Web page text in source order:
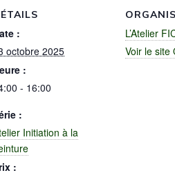
:
octobre 2025
:
- 16:00
:
Initiation à la
:
L’Atelier
Voir le site